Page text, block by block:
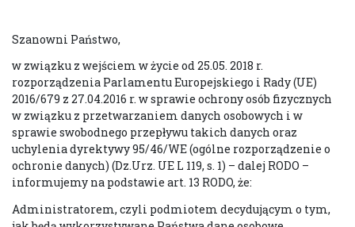
Szanowni Państwo,
w związku z wejściem w życie od 25.05. 2018 r.
rozporządzenia Parlamentu Europejskiego i Rady (UE)
2016/679 z 27.04.2016 r. w sprawie ochrony osób fizycznych
w związku z przetwarzaniem danych osobowych i w
sprawie swobodnego przepływu takich danych oraz
uchylenia dyrektywy 95/46/WE (ogólne rozporządzenie o
ochronie danych) (Dz.Urz. UE L 119, s. 1) – dalej RODO –
informujemy na podstawie art. 13 RODO, że:
Administratorem, czyli podmiotem decydującym o tym,